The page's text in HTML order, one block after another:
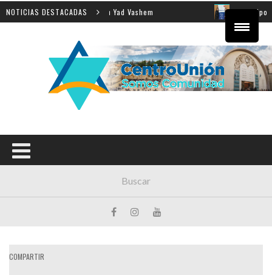
NOTICIAS DESTACADAS
de la Shoá en Yad Vashem El equipo directivo
COMPARTIR